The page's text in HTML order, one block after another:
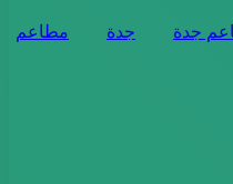
جدة جدة
مطاعم